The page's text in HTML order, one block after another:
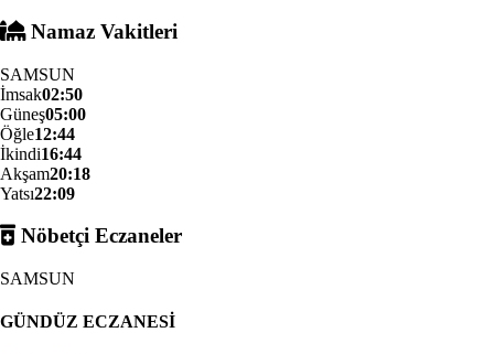
Namaz Vakitleri
SAMSUN
İmsak02:50
Güneş05:00
Öğle12:44
İkindi16:44
Akşam20:18
Yatsı22:09
Nöbetçi Eczaneler
SAMSUN
GÜNDÜZ ECZANESİ